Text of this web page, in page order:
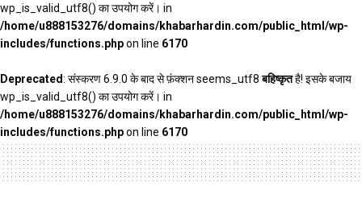
wp_is_valid_utf8() का उपयोग करें। in
/home/u888153276/domains/khabarhardin.com/public_html/wp-
includes/functions.phpon line 6170
Deprecated: संस्करण 6.9.0 के बाद से फ़ंक्शन seems_utf8बहिष्कृतहै! इसके बजाय
wp_is_valid_utf8() का उपयोग करें। in
/home/u888153276/domains/khabarhardin.com/public_html/wp-
includes/functions.phpon line 6170